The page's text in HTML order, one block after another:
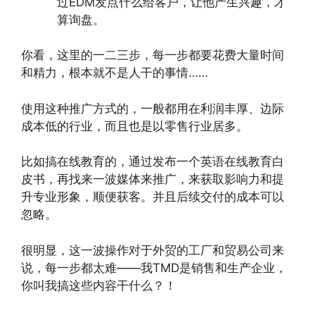
算询盘。
你看，这里的一二三步，每一步都要花费大量时间
和精力，根本就不是人干的事情……
使用这种推广方式的，一般都用在利润丰厚、边际
成本低的行业，而且也是以零售行业居多。
比如搞在线教育的，通过发布一个英语在线教育白
皮书，再找来一波媒体来推广，来获取影响力和提
升专业形象，顺便获客。并且后续交付的成本可以
忽略。
很明显，这一波操作对于外贸的工厂和贸易公司来
说，每一步都太难——我TMD是销售和生产企业，
你叫我搞这些内容干什么？！